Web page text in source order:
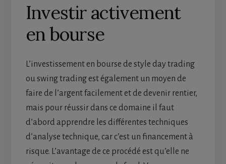
Investir activement
en bourse
L’investissement en bourse de style day trading
ou swing trading est également un moyen de
faire de l’argent facilement et de devenir rentier,
mais pour réussir dans ce domaine il faut
d’abord apprendre les différentes techniques
d’analyse technique, car c’est un financement à
risque. L’avantage de ce procédé est qu’elle ne